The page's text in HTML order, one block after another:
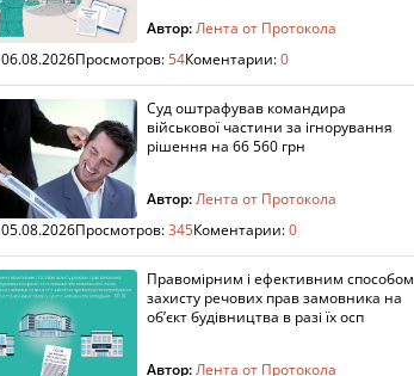
Автор:Лента от Протокола
06.08.2026Просмотров:54Коментарии:0
Суд оштрафував командира
військової частини за ігнорування
рішення на 66 560 грн
Автор:Лента от Протокола
05.08.2026Просмотров:345Коментарии:0
Правомірним і ефективним способом
захисту речових прав замовника на
об’єкт будівництва в разі їх осп
Автор:Лента от Протокола